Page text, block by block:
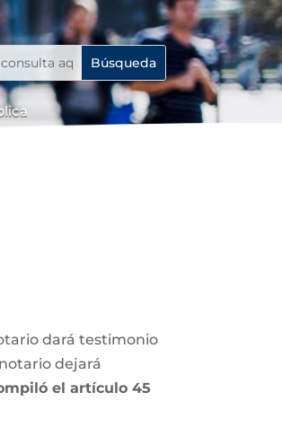
dará testimonio
dejará
el artículo 45